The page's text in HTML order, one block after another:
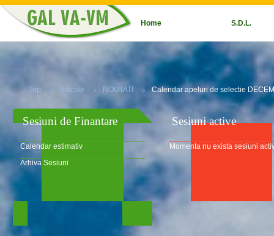
Home S.D.L.
Top Articole NOUTATI Calendar apeluri de selectie
Sesiuni de Finantare
Calendar estimativ
Arhiva Sesiuni
Sesiuni active
Momenta nu exista sesiuni